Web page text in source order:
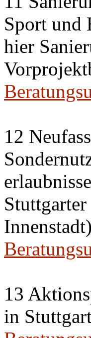
Sport und
hier
12
Innenstadt)
13
in